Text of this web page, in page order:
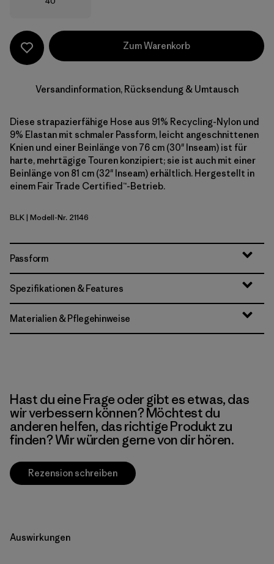
Zum Warenkorb
Versandinformation, Rücksendung & Umtausch
Diese strapazierfähige Hose aus 91% Recycling-Nylon und
9% Elastan mit schmaler Passform, leicht angeschnittenen
Knien und einer Beinlänge von 76 cm (30" Inseam) ist für
harte, mehrtägige Touren konzipiert; sie ist auch mit einer
Beinlänge von 81 cm (32" Inseam) erhältlich. Hergestellt in
einem Fair Trade Certified™-Betrieb.
Black
BLK| Modell-Nr. 21146
Passform
Spezifikationen & Features
Materialien & Pflegehinweise
Hast du eine Frage oder gibt es etwas, das
wir verbessern können? Möchtest du
anderen helfen, das richtige Produkt zu
finden? Wir würden gerne von dir hören.
Rezension schreiben
Auswirkungen